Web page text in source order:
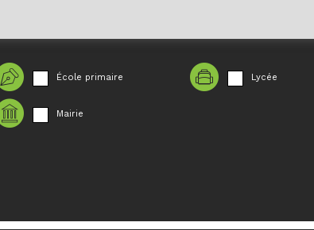
École primaire Lycée
Mairie